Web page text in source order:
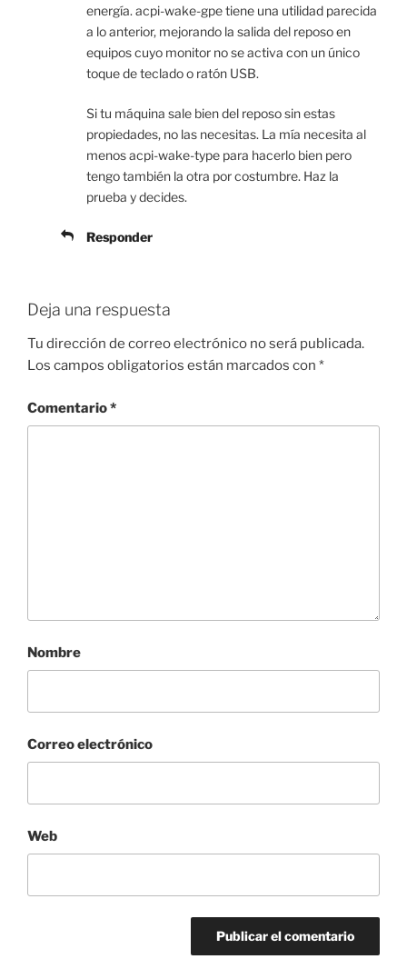
energía. acpi-wake-gpe tiene una utilidad parecida
a lo anterior, mejorando la salida del reposo en
equipos cuyo monitor no se activa con un único
toque de teclado o ratón USB.
Si tu máquina sale bien del reposo sin estas
propiedades, no las necesitas. La mía necesita al
menos acpi-wake-type para hacerlo bien pero
tengo también la otra por costumbre. Haz la
prueba y decides.
Responder
Deja una respuesta
Tu dirección de correo electrónico no será publicada.
Los campos obligatorios están marcados con *
Comentario*
Nombre
Correo electrónico
Web